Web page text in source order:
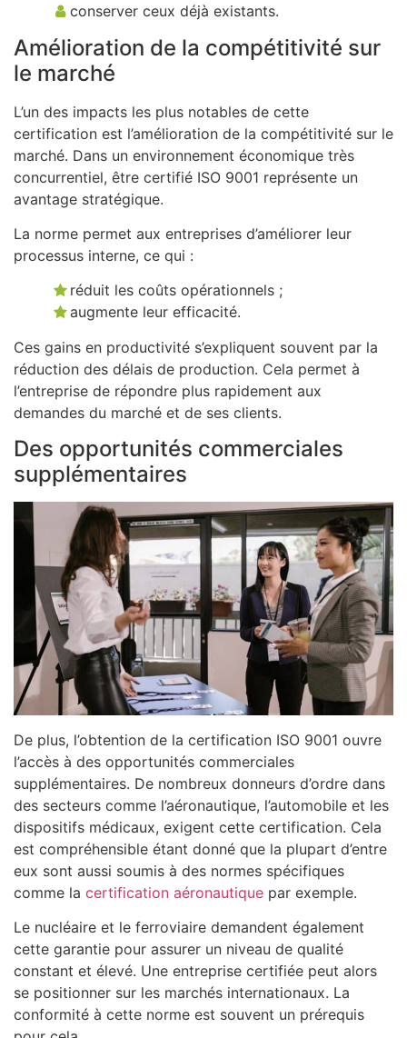
conserver ceux déjà existants.
Amélioration de la compétitivité sur
le marché
L’un des impacts les plus notables de cette
certification est l’amélioration de la compétitivité sur le
marché. Dans un environnement économique très
concurrentiel, être certifié ISO 9001 représente un
avantage stratégique.
La norme permet aux entreprises d’améliorer leur
processus interne, ce qui :
réduit les coûts opérationnels ;
augmente leur efficacité.
Ces gains en productivité s’expliquent souvent par la
réduction des délais de production. Cela permet à
l’entreprise de répondre plus rapidement aux
demandes du marché et de ses clients.
Des opportunités commerciales
supplémentaires
De plus, l’obtention de la certification ISO 9001 ouvre
l’accès à des opportunités commerciales
supplémentaires. De nombreux donneurs d’ordre dans
des secteurs comme l’aéronautique, l’automobile et les
dispositifs médicaux, exigent cette certification. Cela
est compréhensible étant donné que la plupart d’entre
eux sont aussi soumis à des normes spécifiques
comme la certification aéronautique par exemple.
Le nucléaire et le ferroviaire demandent également
cette garantie pour assurer un niveau de qualité
constant et élevé. Une entreprise certifiée peut alors
se positionner sur les marchés internationaux. La
conformité à cette norme est souvent un prérequis